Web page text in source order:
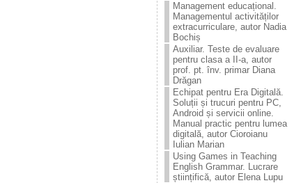
Management educațional.
Managementul activităților
extracurriculare, autor Nadia
Bochiș
Auxiliar. Teste de evaluare
pentru clasa a II-a, autor
prof. pt. înv. primar Diana
Drăgan
Echipat pentru Era Digitală.
Soluții și trucuri pentru PC,
Android și servicii online.
Manual practic pentru lumea
digitală, autor Cioroianu
Iulian Marian
Using Games in Teaching
English Grammar. Lucrare
științifică, autor Elena Lupu